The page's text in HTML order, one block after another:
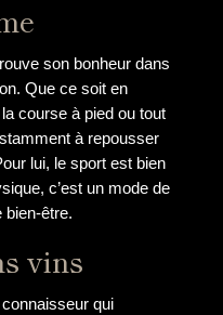
son bonheur dans
Que ce soit en
course à pied ou tout
à repousser
lui, le sport est bien
c’est un mode de
bien-être.
vins
qui